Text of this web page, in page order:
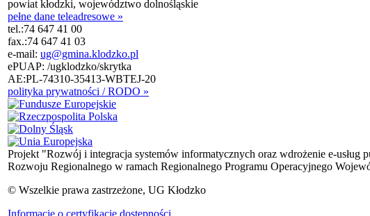
powiat kłodzki, województwo dolnośląskie
pełne dane teleadresowe »
tel.:74 647 41 00
fax.:74 647 41 03
e-mail: ug@gmina.klodzko.pl
ePUAP: /ugklodzko/skrytka
AE:PL-74310-35413-WBTEJ-20
polityka prywatności / RODO »
Projekt "Rozwój i integracja systemów informatycznych oraz wdrożenie e-
Rozwoju Regionalnego w ramach Regionalnego Programu Operacyjnego
© Wszelkie prawa zastrzeżone, UG Kłodzko
Informacje o certyfikacie dostępności